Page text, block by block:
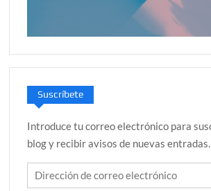
Suscríbete
Introduce tu correo electrónico para
blog y recibir avisos de nuevas entradas.
Dirección
de